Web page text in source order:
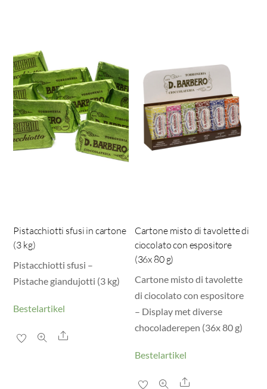
Pistacchiotti sfusi in cartone
(3 kg)
Pistacchiotti sfusi –
Pistache giandujotti (3 kg)
Bestelartikel
Share
Cartone misto di tavolette di
ciocolato con espositore
(36x 80 g)
Cartone misto di tavolette
di ciocolato con espositore
– Display met diverse
chocoladerepen (36x 80 g)
Bestelartikel
Share